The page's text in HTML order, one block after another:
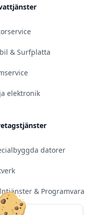
& Surfplatta
elektronik
datorer
& Programvara
& Backup